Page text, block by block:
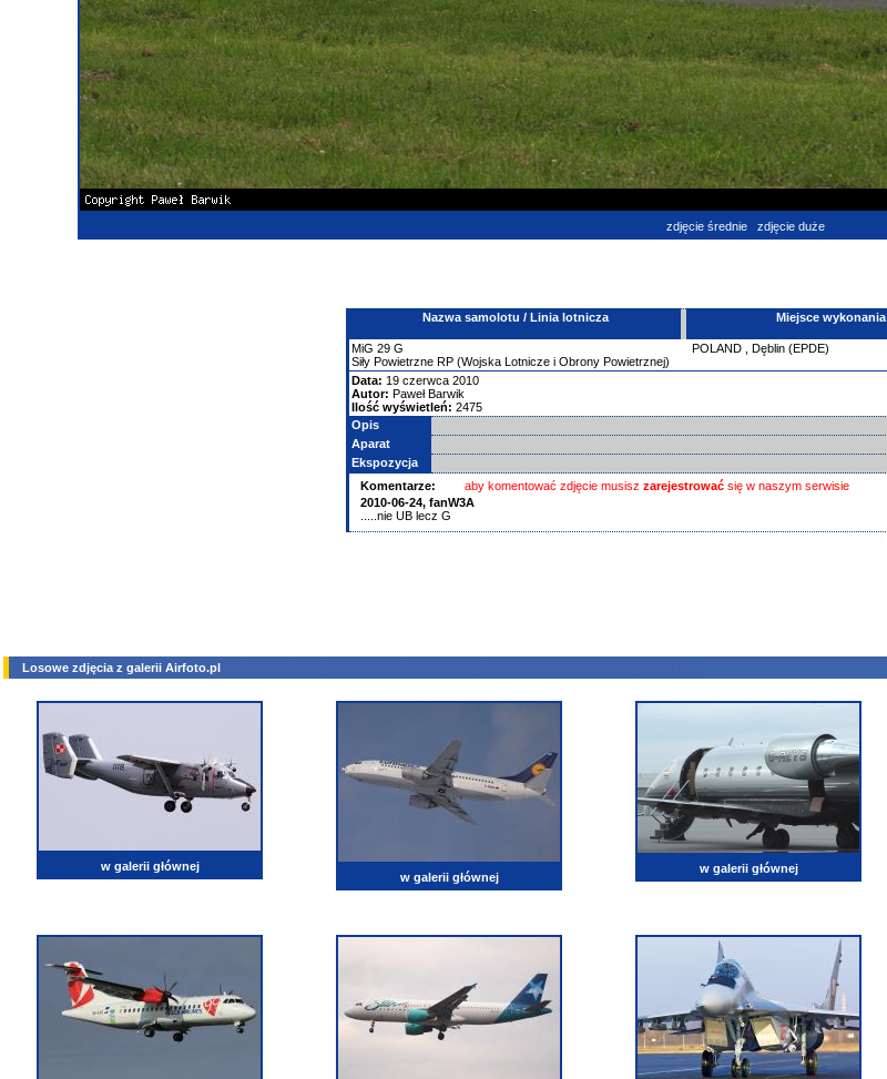
zdjęcie średnie zdjęcie duże
Nazwa samolotu / Linia lotnicza Miejsce wykonania
MiG 29 G
Siły Powietrzne RP (Wojska Lotnicze i Obrony Powietrznej)
POLAND Dęblin (EPDE)
Data: 19 czerwca 2010
Autor: Paweł Barwik
Ilość wyświetleń: 2475
Opis
Aparat
Ekspozycja
Komentarze:
aby komentować zdjęcie musisz zarejestrować się w naszym serwisie
2010-06-24, fanW3A
.....nie UB lecz G
Losowe zdjęcia z galerii Airfoto.pl
w galerii głównej
w galerii głównej
w galerii głównej